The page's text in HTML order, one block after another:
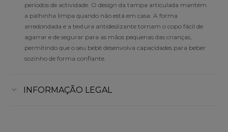
períodos de actividade. O design da tampa articulada mantém
a palhinha limpa quando não está em casa. A forma
arredondada e a textura antideslizante tornam o copo fácil de
agarrar e de segurar para as mãos pequenas das crianças,
permitindo que o seu bebé desenvolva capacidades para beber
sozinho de forma confiante.
INFORMAÇÃO LEGAL